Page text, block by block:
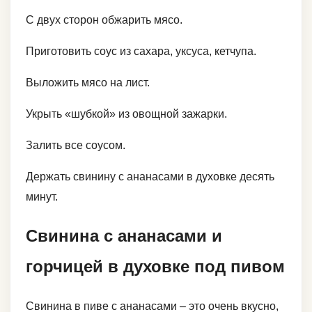
С двух сторон обжарить мясо.
Приготовить соус из сахара, уксуса, кетчупа.
Выложить мясо на лист.
Укрыть «шубкой» из овощной зажарки.
Залить все соусом.
Держать свинину с ананасами в духовке десять
минут.
Свинина с ананасами и
горчицей в духовке под пивом
Свинина в пиве с ананасами – это очень вкусно,